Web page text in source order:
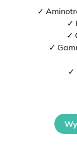
✓
✓
✓
✓
✓